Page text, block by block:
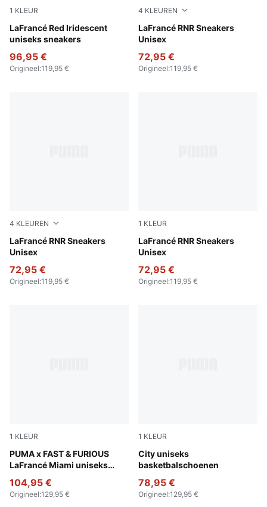
1 KLEUR
LaFrancé Red Iridescent
uniseks sneakers
For All Time Red-PUMA White
96,95 €
Origineel:119,95 €
4 KLEUREN
LaFrancé RNR Sneakers
Unisex
Poison Pink-Pale Pink-Fluro
72,95 €
Origineel:119,95 €
4 KLEUREN
LaFrancé RNR Sneakers
Unisex
Fluro Green Pes-Green Glare
72,95 €
Origineel:119,95 €
1 KLEUR
LaFrancé RNR Sneakers
Unisex
Light Sand-Orange Glo-
72,95 €
Origineel:119,95 €
1 KLEUR
PUMA x FAST & FURIOUS
LaFrancé Miami uniseks
PUMA Team Royal-PUMA Silver
104,95 €
Origineel:129,95 €
1 KLEUR
City uniseks
basketbalschoenen
Blissful Blue-Royal Sapphire
78,95 €
Origineel:129,95 €